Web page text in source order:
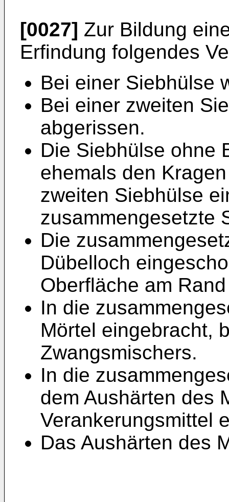
[0027] Zur Bildung
Erfindung folgendes
Bei einer Siebhülse
Bei einer zweiten
abgerissen.
Die Siebhülse ohne
ehemals den
zweiten Siebhülse
zusammengesetzte
Die
Dübelloch
Oberfläche am
In die
Mörtel eingebracht,
Zwangsmischers.
In die
dem Aushärten des
Verankerungsmittel
Das Aushärten des